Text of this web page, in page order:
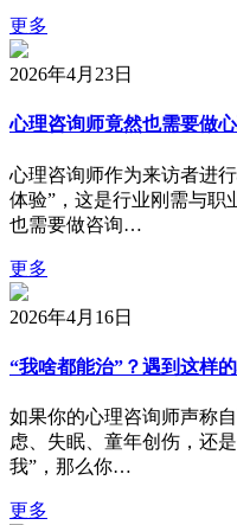
更多
2026年4月23日
心理咨询师竟然也需要做心
心理咨询师作为来访者进
体验”，这是行业刚需与职
也需要做咨询…
更多
2026年4月16日
“我啥都能治”？遇到这样
如果你的心理咨询师声称
虑、失眠、童年创伤，还
我”，那么你…
更多